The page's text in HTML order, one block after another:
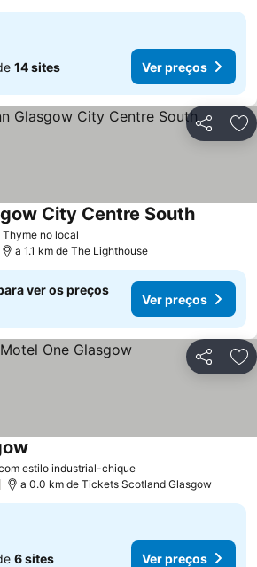
14 sites Ver preços
Partilhar
Thyme no local
City Centre South
a 1.1 km de The Lighthouse
ver os preços
Ver preços
Partilhar
estilo industrial-chique
a 0.0 km de Tickets Scotland Glasgow
6 sites Ver preços